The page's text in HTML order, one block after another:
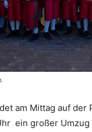
am Mittag auf der
ein großer